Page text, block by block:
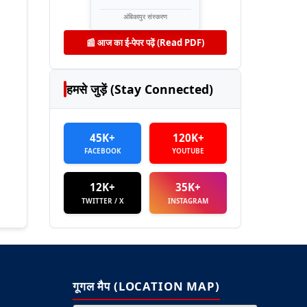
अंबिकापुर संस्करण
📰 आज का ई-पेपर पढ़ें (Read PDF)
हमसे जुड़ें (Stay Connected)
45K+
FACEBOOK
120K+
YOUTUBE
12K+
TWITTER / X
35K+
INSTAGRAM
गूगल मैप (LOCATION MAP)